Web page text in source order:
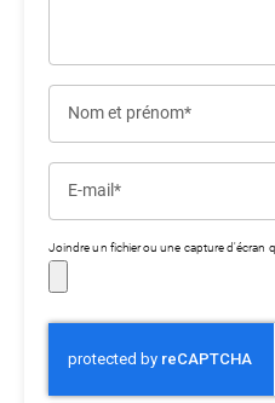
Nom et prénom*
E-mail*
Joindre un fichier ou une capture d'écran